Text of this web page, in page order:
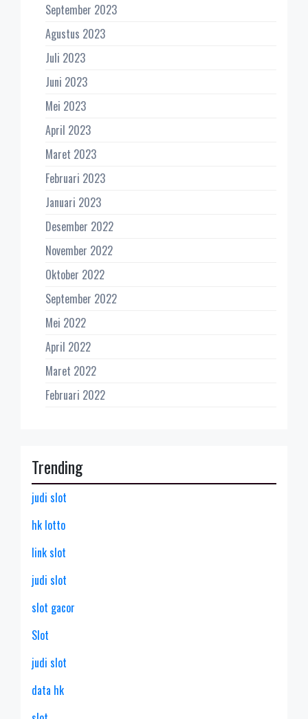
September 2023
Agustus 2023
Juli 2023
Juni 2023
Mei 2023
April 2023
Maret 2023
Februari 2023
Januari 2023
Desember 2022
November 2022
Oktober 2022
September 2022
Mei 2022
April 2022
Maret 2022
Februari 2022
Trending
judi slot
hk lotto
link slot
judi slot
slot gacor
Slot
judi slot
data hk